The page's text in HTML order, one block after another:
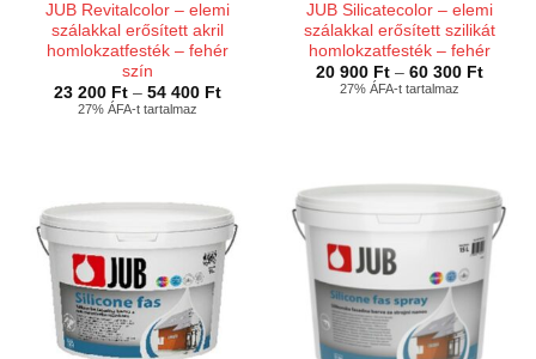
JUB Revitalcolor – elemi
szálakkal erősített akril
homlokzatfesték – fehér
szín
23 200 Ft – 54 400 FtÁrtartomány:
27% ÁFA-t tartalmaz
JUB Silicatecolor – elemi
szálakkal erősített szilikát
homlokzatfesték – fehér
20 900 Ft – 60 300 Ft
27% ÁFA-t tartalmaz